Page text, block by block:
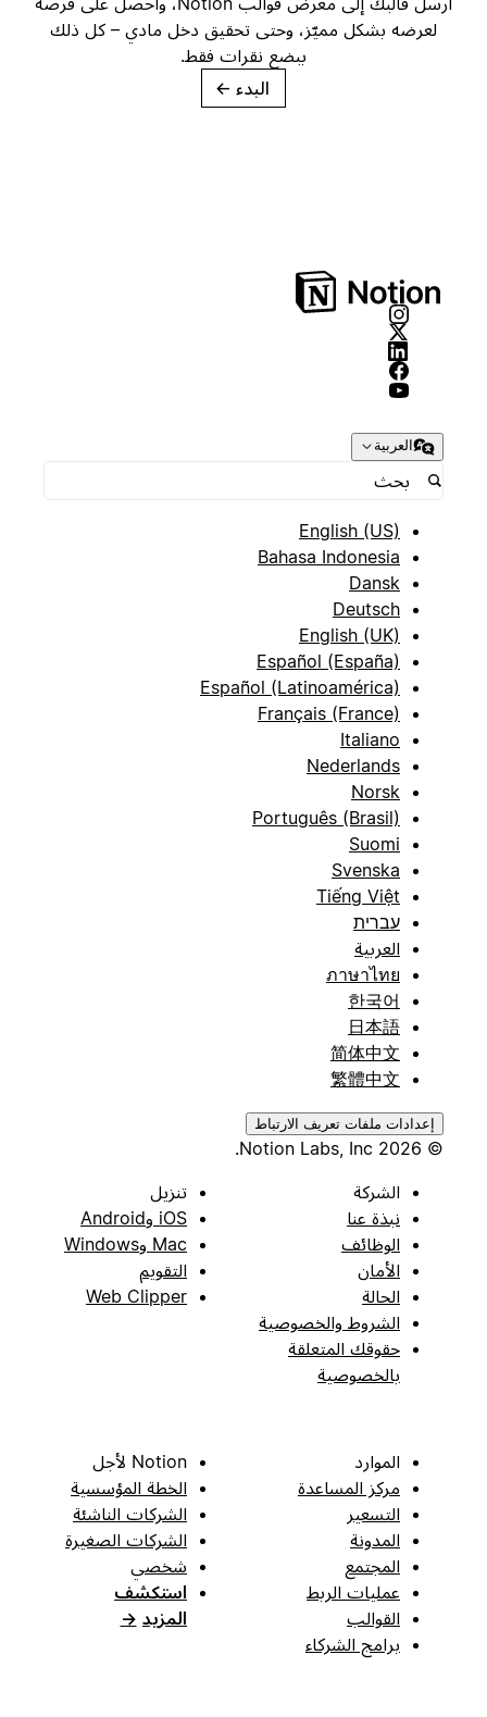
لعرضه بشكل مميّز، وحتى تحقيق دخل مادي – كل ذلك
ببضع نقرات فقط.
→
العربية
English (US)
Bahasa Indonesia
Dansk
Deutsch
English (UK)
Español (España)
Español (Latinoamérica)
Français (France)
Italiano
Nederlands
Norsk
Português (Brasil)
Suomi
Svenska
Tiếng Việt
עברית
العربية
ภาษาไทย
한국어
日本語
简体中文
繁體中文
إعدادات ملفات تعريف الارتباط
الشركة
نبذة عنا
الوظائف
الأمان
الحالة
الشروط والخصوصية
حقوقك المتعلقة
بالخصوصية
تنزيل
iOS وAndroid
Mac وWindows
التقويم
Web Clipper
الموارد
مركز المساعدة
التسعير
المدونة
المجتمع
عمليات الربط
القوالب
برامج الشركاء
Notion لأجل
الخطة المؤسسية
الشركات الناشئة
الشركات الصغيرة
شخصي
استكشف
المزيد →